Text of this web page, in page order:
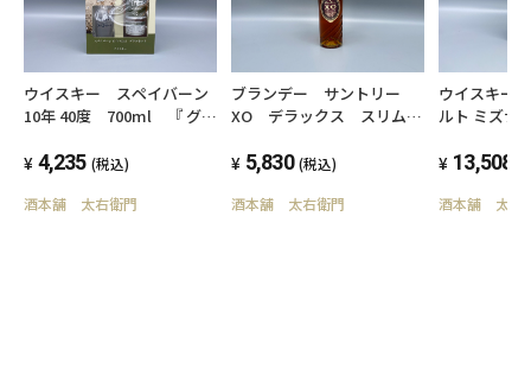
ウイスキー スペイバーン
10年 40度 700ml 『 グラ
トスコッチウイスキー
4,235 (税込)
酒本舗 太右衛門
ブランデー サントリー
XO デラックス スリム
5,830 (税込)
酒本舗 太右衛門
ウイスキー
ルト ミズナ
13,508
酒本舗 太右